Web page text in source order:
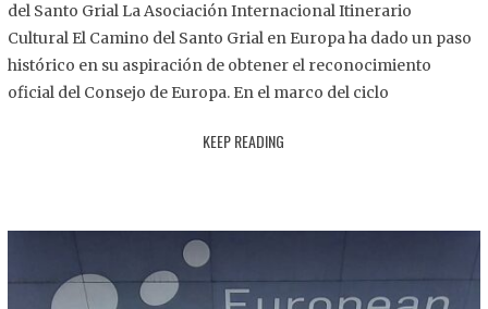
2
2
del Santo Grial La Asociación Internacional Itinerario
Cultural El Camino del Santo Grial en Europa ha dado un paso
histórico en su aspiración de obtener el reconocimiento
oficial del Consejo de Europa. En el marco del ciclo
KEEP READING